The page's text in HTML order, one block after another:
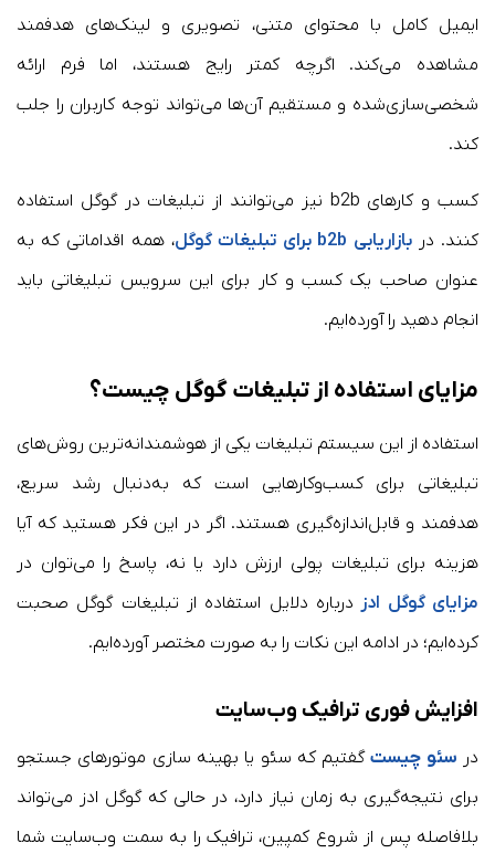
ایمیل کامل با محتوای متنی، تصویری و لینک‌های هدفمند
مشاهده می‌کند. اگرچه کمتر رایج هستند، اما فرم ارائه
شخصی‌سازی‌شده و مستقیم آن‌ها می‌تواند توجه کاربران را جلب
کند.
کسب و کارهای b2b نیز می‌توانند از تبلیغات در گوگل استفاده
کنند. دربازاریابی b2b برای تبلیغات گوگل
، همه اقداماتی که به
عنوان صاحب یک کسب و کار برای این سرویس تبلیغاتی باید
انجام دهید را آورده‌ایم.
مزایای استفاده از تبلیغات گوگل چیست؟
استفاده از این سیستم تبلیغات یکی از هوشمندانه‌ترین روش‌های
تبلیغاتی برای کسب‌وکارهایی است که به‌دنبال رشد سریع،
هدفمند و قابل‌اندازه‌گیری هستند. اگر در این فکر هستید که آیا
هزینه‌ برای تبلیغات پولی ارزش دارد یا نه، پاسخ را می‌توان در
مزایای گوگل ادز درباره دلایل استفاده از تبلیغات گوگل صحبت
کرده‌ایم؛ در ادامه این نکات را به صورت مختصر آورده‌ایم.
افزایش فوری ترافیک وب‌سایت
در سئو چیستگفتیم که سئو یا بهینه سازی موتورهای جستجو
برای نتیجه‌گیری به زمان نیاز دارد، در حالی که گوگل ادز می‌تواند
بلافاصله پس از شروع کمپین، ترافیک را به سمت وب‌سایت شما